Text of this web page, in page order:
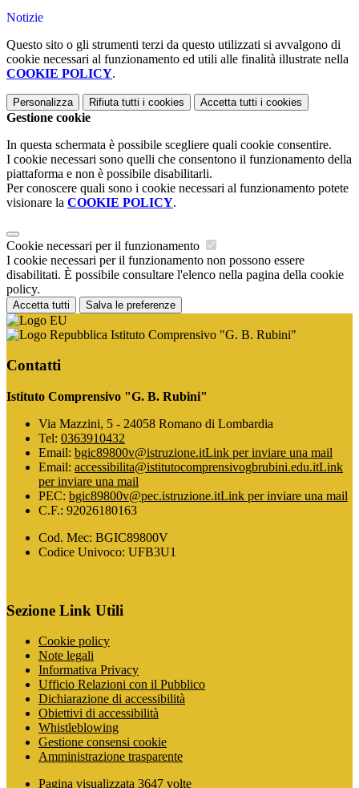
Notizie
Questo sito o gli strumenti terzi da questo utilizzati si avvalgono di
cookie necessari al funzionamento ed utili alle finalità illustrate nella
COOKIE POLICY.
Personalizza Rifiuta tutti i cookies Accetta tutti i cookies
Gestione cookie
In questa schermata è possibile scegliere quali cookie consentire.
I cookie necessari sono quelli che consentono il funzionamento della
piattaforma e non è possibile disabilitarli.
Per conoscere quali sono i cookie necessari al funzionamento potete
visionare la COOKIE POLICY.
Cookie necessari per il funzionamento
I cookie necessari per il funzionamento non possono essere
disabilitati. È possibile consultare l'elenco nella pagina della cookie
policy.
Accetta tutti Salva le preferenze
Istituto Comprensivo "G. B. Rubini"
Contatti
Istituto Comprensivo "G. B. Rubini"
Via Mazzini, 5 - 24058 Romano di Lombardia
Tel: 0363910432
Email: bgic89800v@istruzione.itLink per inviare una mail
Email: accessibilita@istitutocomprensivogbrubini.edu.itLink
per inviare una mail
PEC: bgic89800v@pec.istruzione.itLink per inviare una mail
C.F.: 92026180163
Cod. Mec: BGIC89800V
Codice Univoco: UFB3U1
Sezione Link Utili
Cookie policy
Note legali
Informativa Privacy
Ufficio Relazioni con il Pubblico
Dichiarazione di accessibilità
Obiettivi di accessibilità
Whistleblowing
Gestione consensi cookie
Amministrazione trasparente
Pagina visualizzata 3647 volte